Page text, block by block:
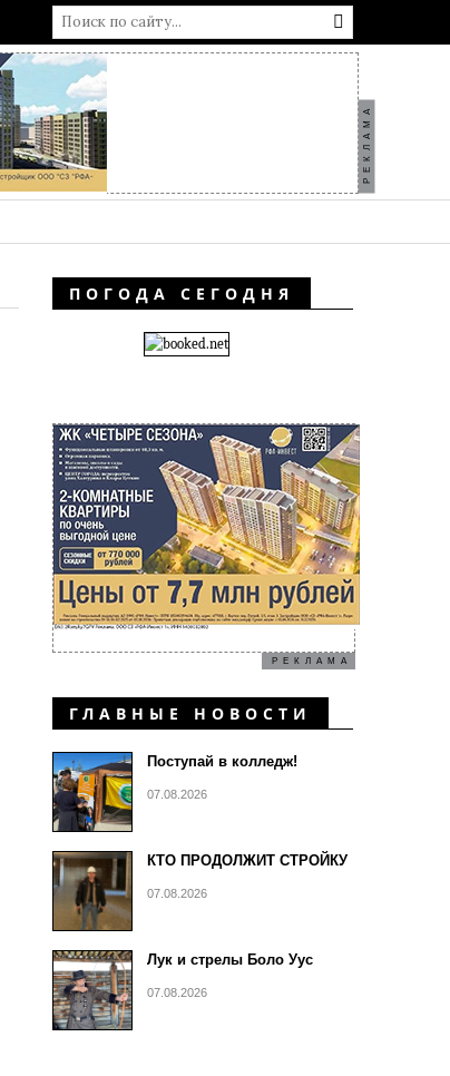
РЕКЛАМА
ПОГОДА СЕГОДНЯ
РЕКЛАМА
ГЛАВНЫЕ НОВОСТИ
Поступай в колледж!
07.08.2026
КТО ПРОДОЛЖИТ СТРОЙКУ
07.08.2026
Лук и стрелы Боло Уус
07.08.2026